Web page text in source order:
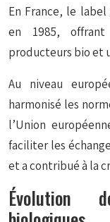
En France, le
en 1985, offrant
producteurs bio et
Au niveau
harmonisé les
l’Union
faciliter les
et a contribué à la
Évolution